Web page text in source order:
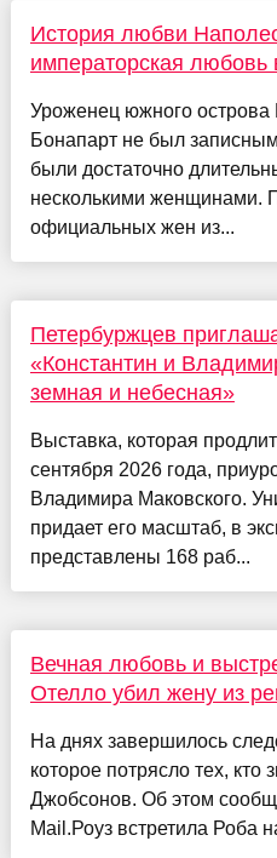
История любви
императорская
Уроженец южного острова
Бонапарт не был
были достаточно
несколькими женщинами.
официальных жен из...
Петербуржцев
«Константин и
земная и небесная»
Выставка, которая
сентября 2026 года,
Владимира Маковского.
придает его масштаб, в
представлены 168 раб...
Вечная любовь и
Отелло убил жену из
На днях завершилось
которое потрясло тех, кто
Джобсонов. Об этом
Mail.Роуз встретила Роба